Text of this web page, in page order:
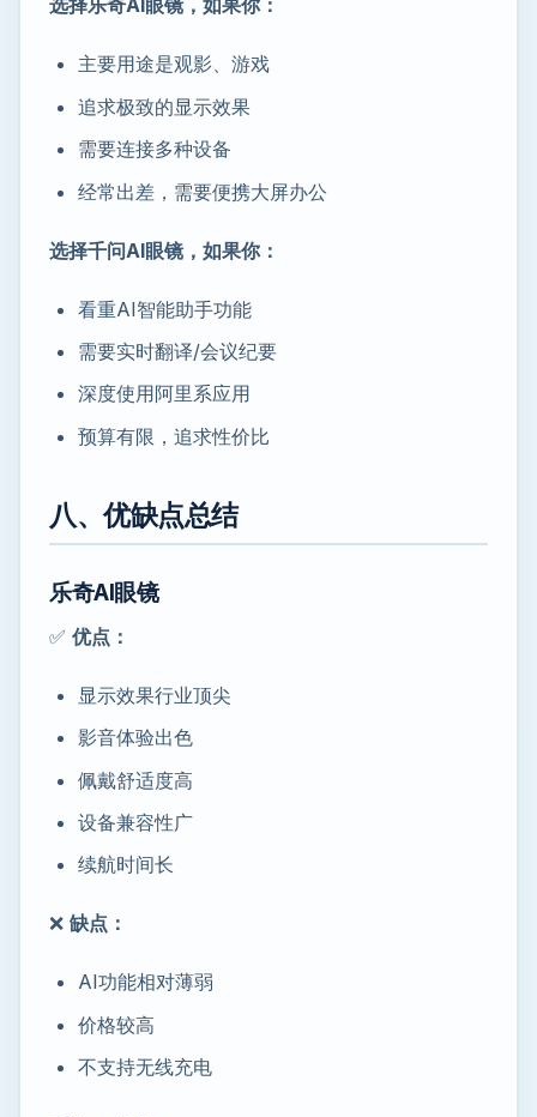
选择乐奇AI眼镜，如果你：
主要用途是观影、游戏
追求极致的显示效果
需要连接多种设备
经常出差，需要便携大屏办公
选择千问AI眼镜，如果你：
看重AI智能助手功能
需要实时翻译/会议纪要
深度使用阿里系应用
预算有限，追求性价比
八、优缺点总结
乐奇AI眼镜
✅ 优点：
显示效果行业顶尖
影音体验出色
佩戴舒适度高
设备兼容性广
续航时间长
❌ 缺点：
AI功能相对薄弱
价格较高
不支持无线充电